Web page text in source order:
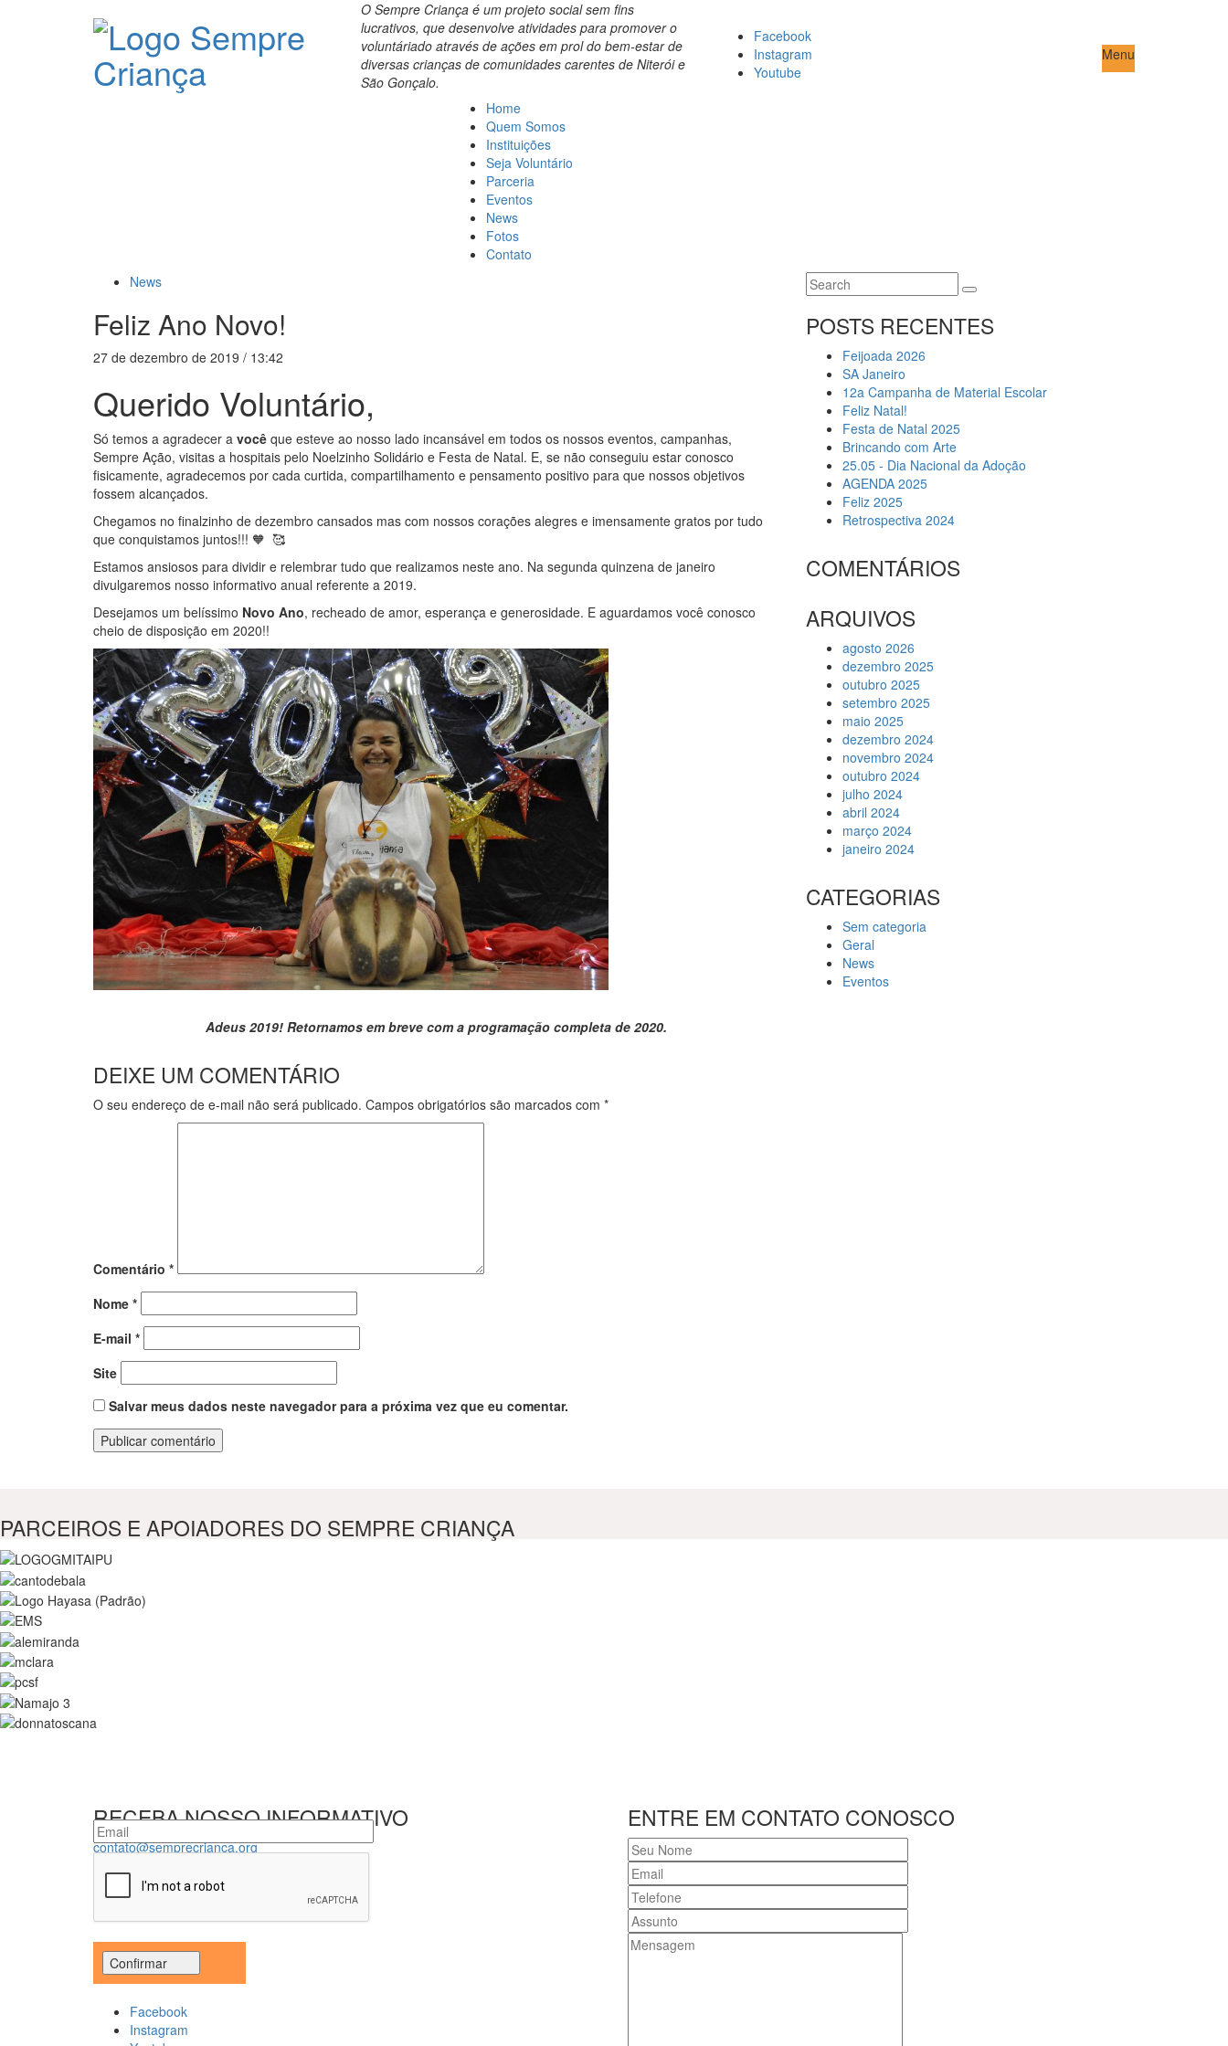
O Sempre Criança é um projeto social sem fins
lucrativos, que desenvolve atividades para promover o
voluntáriado através de ações em prol do bem-estar de
diversas crianças de comunidades carentes de Niterói e
São Gonçalo.
Facebook
Instagram
Youtube
Menu
Home
Quem Somos
Instituições
Seja Voluntário
Parceria
Eventos
News
Fotos
Contato
News
Feliz Ano Novo!
27 de dezembro de 2019 / 13:42
Querido Voluntário,
Só temos a agradecer a você que esteve ao nosso lado incansável em todos os nossos eventos, campanhas,
Sempre Ação, visitas a hospitais pelo Noelzinho Solidário e Festa de Natal. E, se não conseguiu estar conosco
fisicamente, agradecemos por cada curtida, compartilhamento e pensamento positivo para que nossos objetivos
fossem alcançados.
Chegamos no finalzinho de dezembro cansados mas com nossos corações alegres e imensamente gratos por tudo
que conquistamos juntos!!! 🧡 🥰
Estamos ansiosos para dividir e relembrar tudo que realizamos neste ano. Na segunda quinzena de janeiro
divulgaremos nosso informativo anual referente a 2019.
Desejamos um belíssimo Novo Ano, recheado de amor, esperança e generosidade. E aguardamos você conosco
cheio de disposição em 2020!!
Adeus 2019! Retornamos em breve com a programação completa de 2020.
DEIXE UM COMENTÁRIO
O seu endereço de e-mail não será publicado. Campos obrigatórios são marcados com *
Comentário *
Nome *
E-mail *
Site
Salvar meus dados neste navegador para a próxima vez que eu comentar.
Search
for:
Search
POSTS RECENTES
Feijoada 2026
SA Janeiro
12a Campanha de Material Escolar
Feliz Natal!
Festa de Natal 2025
Brincando com Arte
25.05 - Dia Nacional da Adoção
AGENDA 2025
Feliz 2025
Retrospectiva 2024
COMENTÁRIOS
ARQUIVOS
agosto 2026
dezembro 2025
outubro 2025
setembro 2025
maio 2025
dezembro 2024
novembro 2024
outubro 2024
julho 2024
abril 2024
março 2024
janeiro 2024
CATEGORIAS
Sem categoria
Geral
News
Eventos
PARCEIROS E APOIADORES DO SEMPRE CRIANÇA
RECEBA NOSSO INFORMATIVO
contato@semprecrianca.org
Facebook
Instagram
ENTRE EM CONTATO CONOSCO